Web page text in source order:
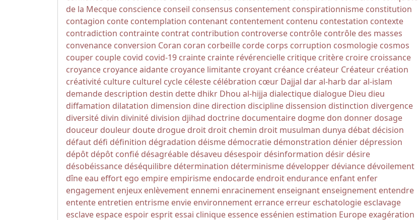
de la Mecque conscience conseil consensus consentement conspirationnisme constitution
contagion conte contemplation contenant contentement contenu contestation contexte
contradiction contrainte contrat contribution controverse contrôle contrôle des masses
convenance conversion Coran coran corbeille corde corps corruption cosmologie cosmos
couper couple covid covid-19 crainte crainte révérencielle critique critère croire croissance
croyance croyance aidante croyance limitante croyant créance créateur Créateur création
créativité culture culturel cycle céleste célébration cœur Dajjal dar al-harb dar al-islam
demande description destin dette dhikr Dhou al-hijja dialectique dialogue Dieu dieu
diffamation dilatation dimension dine direction discipline dissension distinction divergence
diversité divin divinité division djihad doctrine documentaire dogme don donner dosage
douceur douleur doute drogue droit droit chemin droit musulman dunya débat décision
défaut défi définition dégradation déisme démocratie démonstration dénier dépression
dépôt dépôt confié désagréable désaveu désespoir désinformation désir désire
désobéissance déséquilibre détermination déterminisme développer déviance dévoilement
dîne eau effort ego empire empirisme endocarde endroit endurance enfant enfer
engagement enjeux enlèvement ennemi enracinement enseignant enseignement entendre
entente entretien entrisme envie environnement errance erreur eschatologie esclavage
esclave espace espoir esprit essai clinique essence essénien estimation Europe exagération